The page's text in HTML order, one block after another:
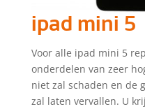
ipad mini 5
Voor alle ipad mini 5
onderdelen van zeer
niet zal schaden en de
zal laten vervallen. U